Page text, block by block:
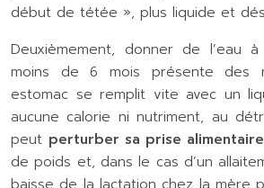
début de tétée », plus liquide et
Deuxièmement, donner de l’eau
moins de 6 mois présente des
estomac se remplit vite avec un
aucune calorie ni nutriment, au
peut perturber sa prise alimentaire
de poids et, dans le cas d’un